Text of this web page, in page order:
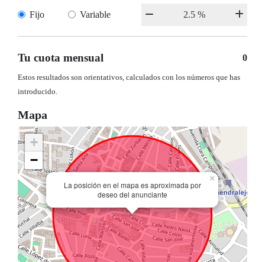
Fijo Variable
Tu cuota mensual 0
Estos resultados son orientativos, calculados con los números que has
introducido.
Mapa
La posición en el mapa es aproximada por
deseo del anunciante
×
+
−